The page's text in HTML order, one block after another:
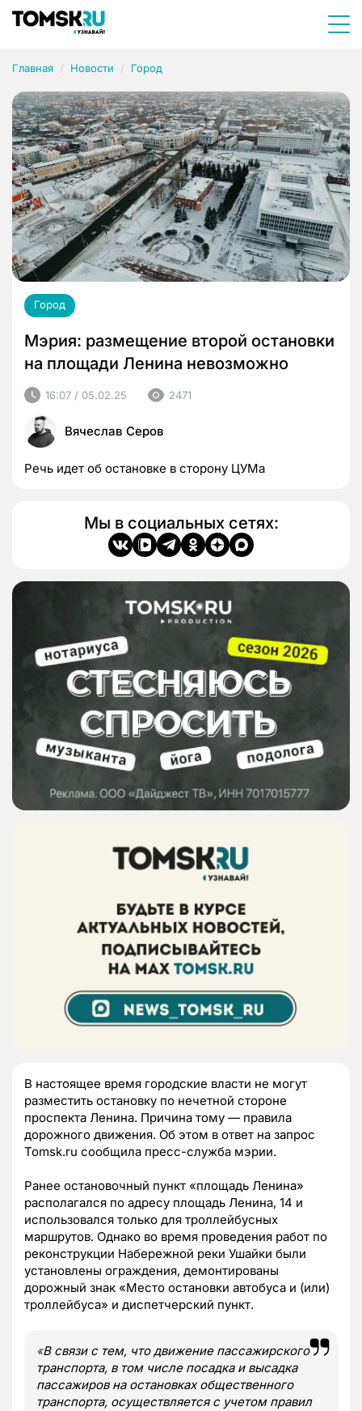
Главная Новости Город
Город
Мэрия: размещение второй остановки
на площади Ленина невозможно
16:07 / 05.02.25 2471
Вячеслав Серов
Речь идет об остановке в сторону ЦУМа
Мы в социальных сетях:
В настоящее время городские власти не могут
разместить остановку по нечетной стороне
проспекта Ленина. Причина тому — правила
дорожного движения. Об этом в ответ на запрос
Tomsk.ru сообщила пресс-служба мэрии.
Ранее остановочный пункт «площадь Ленина»
располагался по адресу площадь Ленина, 14 и
использовался только для троллейбусных
маршрутов. Однако во время проведения работ по
реконструкции Набережной реки Ушайки были
установлены ограждения, демонтированы
дорожный знак «Место остановки автобуса и (или)
троллейбуса» и диспетчерский пункт.
«В связи с тем, что движение пассажирского
транспорта, в том числе посадка и высадка
пассажиров на остановках общественного
транспорта, осуществляется с учетом правил